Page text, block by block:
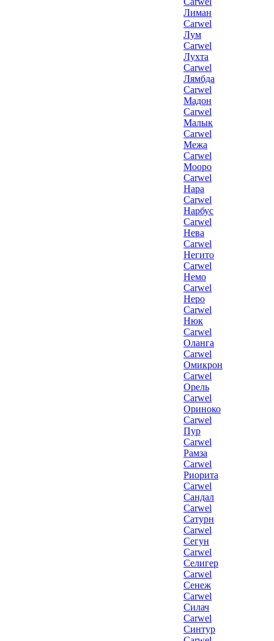
Лиман
Carwel
Лум
Carwel
Лухта
Carwel
Лямбда
Carwel
Мадон
Carwel
Малык
Carwel
Межа
Carwel
Мооро
Carwel
Нара
Carwel
Нарбус
Carwel
Нева
Carwel
Негито
Carwel
Немо
Carwel
Неро
Carwel
Нюк
Carwel
Оланга
Carwel
Омикрон
Carwel
Орель
Carwel
Ориноко
Carwel
Пур
Carwel
Рамза
Carwel
Риорита
Carwel
Сандал
Carwel
Сатурн
Carwel
Сегун
Carwel
Селигер
Carwel
Сенеж
Carwel
Силач
Carwel
Синтур